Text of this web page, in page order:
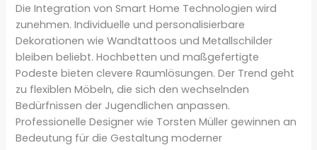
Die Integration von Smart Home Technologien wird
zunehmen. Individuelle und personalisierbare
Dekorationen wie Wandtattoos und Metallschilder
bleiben beliebt. Hochbetten und maßgefertigte
Podeste bieten clevere Raumlösungen. Der Trend geht
zu flexiblen Möbeln, die sich den wechselnden
Bedürfnissen der Jugendlichen anpassen.
Professionelle Designer wie Torsten Müller gewinnen an
Bedeutung für die Gestaltung moderner